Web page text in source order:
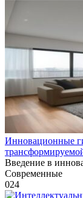
Инновационные
Введение в
Современные
024